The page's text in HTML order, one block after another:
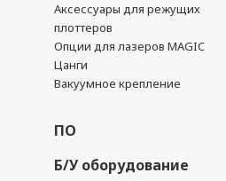
Аксессуары для режущих
плоттеров
Опции для лазеров MAGIC
Цанги
Вакуумное крепление
ПО
Б/У оборудование